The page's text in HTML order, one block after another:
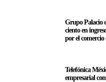
Grupo Palacio
ciento en
por el comercio
Telefónica
empresarial